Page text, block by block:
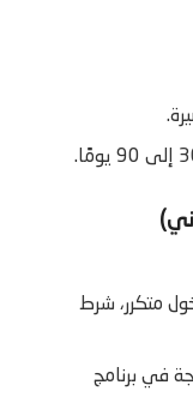
متكرر، شرط
في برنامج